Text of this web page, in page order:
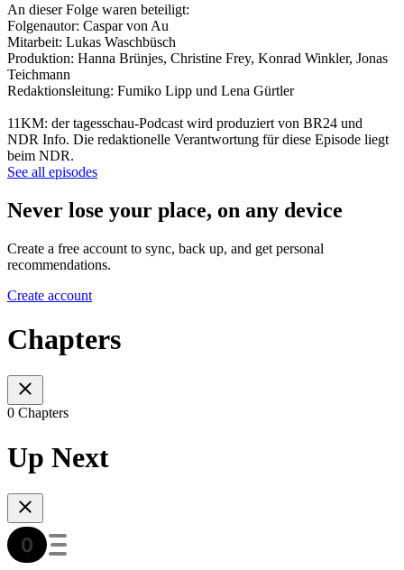
An dieser Folge waren beteiligt:
Folgenautor: Caspar von Au
Mitarbeit: Lukas Waschbüsch
Produktion: Hanna Brünjes, Christine Frey, Konrad Winkler, Jonas
Teichmann
Redaktionsleitung: Fumiko Lipp und Lena Gürtler
11KM: der tagesschau-Podcast wird produziert von BR24 und
NDR Info. Die redaktionelle Verantwortung für diese Episode liegt
beim NDR.
See all episodes
Never lose your place, on any device
Create a free account to sync, back up, and get personal
recommendations.
Create account
Chapters
0 Chapters
Up Next